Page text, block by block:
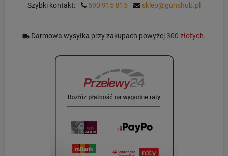
Szybki kontakt: 690 915 815 sklep@gunshub.pl
local_shipping Darmowa wysyłka przy zakupach powyżej300 złotych.